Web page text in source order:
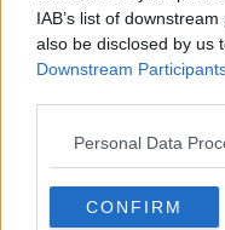
IAB’s list of
also be disclosed by us
Downstream
Personal Data
CONFIRM
Foster che avrà
tramvia e con il people
cambierà il volto
baricentro della città un
facoltà universitarie, con il
prossimità dell'autostrada".